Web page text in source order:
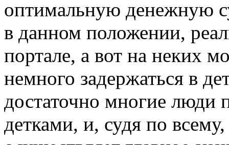
оптимальную денежную
в данном положении,
портале, а вот на неких
немного задержаться в
достаточно многие люди
детками, и, судя по всему,